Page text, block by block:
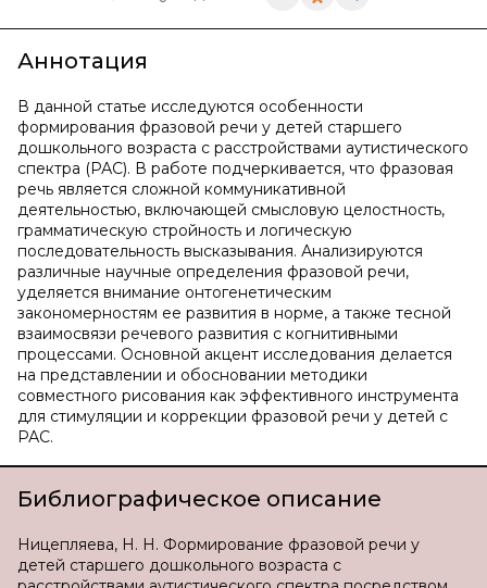
Аннотация
В данной статье исследуются особенности
формирования фразовой речи у детей старшего
дошкольного возраста с расстройствами аутистического
спектра (РАС). В работе подчеркивается, что фразовая
речь является сложной коммуникативной
деятельностью, включающей смысловую целостность,
грамматическую стройность и логическую
последовательность высказывания. Анализируются
различные научные определения фразовой речи,
уделяется внимание онтогенетическим
закономерностям ее развития в норме, а также тесной
взаимосвязи речевого развития с когнитивными
процессами. Основной акцент исследования делается
на представлении и обосновании методики
совместного рисования как эффективного инструмента
для стимуляции и коррекции фразовой речи у детей с
РАС.
Библиографическое описание
Ницепляева, Н. Н. Формирование фразовой речи у
детей старшего дошкольного возраста с